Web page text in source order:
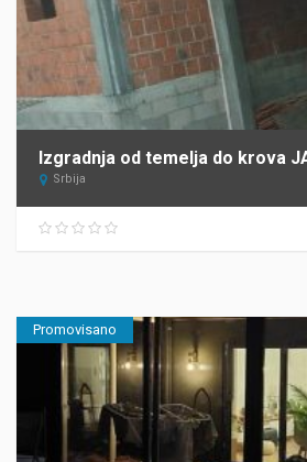
Izgradnja od temelja do krova
Srbija
Promovisano